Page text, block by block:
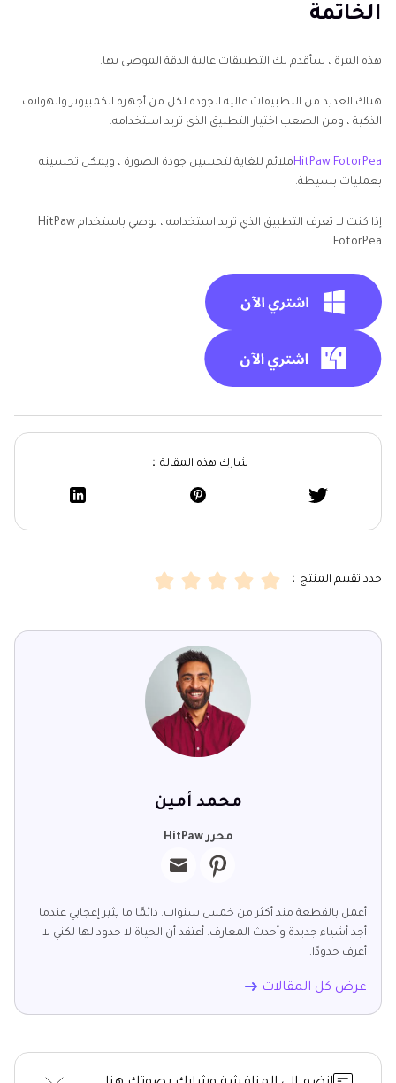
الخاتمة
هذه المرة ، سأقدم لك التطبيقات عالية الدقة الموصى بها.
هناك العديد من التطبيقات عالية الجودة لكل من أجهزة الكمبيوتر والهواتف
الذكية ، ومن الصعب اختيار التطبيق الذي تريد استخدامه.
HitPaw FotorPeaملائم للغاية لتحسين جودة الصورة ، ويمكن تحسينه
بعمليات بسيطة.
إذا كنت لا تعرف التطبيق الذي تريد استخدامه ، نوصي باستخدام HitPaw
FotorPea.
شارك هذه المقالة：
حدد تقييم المنتج：
محمد أمين
محرر HitPaw
أعمل بالقطعة منذ أكثر من خمس سنوات. دائمًا ما يثير إعجابي عندما
أجد أشياء جديدة وأحدث المعارف. أعتقد أن الحياة لا حدود لها لكني لا
أعرف حدودًا.
عرض كل المقالات